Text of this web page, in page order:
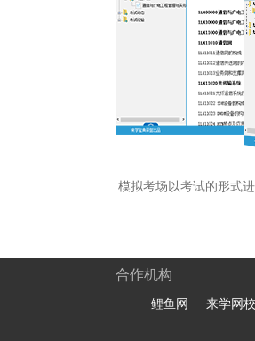
模拟考场以考试的形式
合作机构
鲤鱼网 来学网校